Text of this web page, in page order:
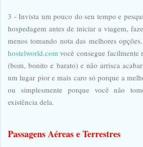
3 - Invista um pouco do seu tempo e
hospedagem antes de iniciar a viagem,
menos tomando nota das melhores
hostelworld.com você consegue
(bom, bonito e barato) e não arrisca
um lugar pior e mais caro só porque a
ou simplesmente porque você não
existência dela.
Passagens Aéreas e Terrestres